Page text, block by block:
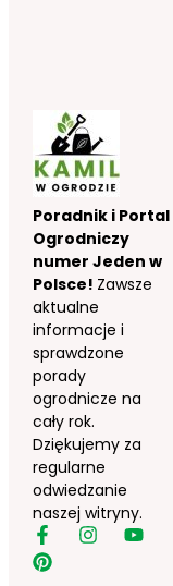
Poradnik i Portal
Ogrodniczy
numer Jeden w
Polsce! Zawsze
aktualne
informacje i
sprawdzone
porady
ogrodnicze na
cały rok.
Dziękujemy za
regularne
odwiedzanie
naszej witryny.